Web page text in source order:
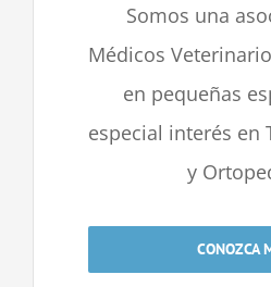
Somos una
Médicos
en pequeñas
especial interés en
y
CONOZCA